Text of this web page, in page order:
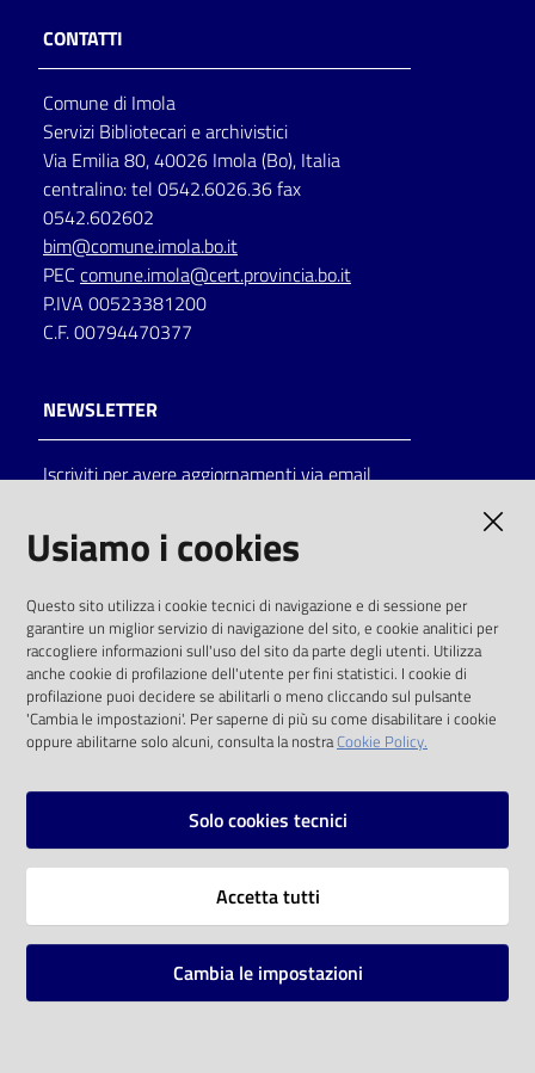
CONTATTI
Comune di Imola
Servizi Bibliotecari e archivistici
Via Emilia 80, 40026 Imola (Bo), Italia
centralino: tel 0542.6026.36 fax
0542.602602
bim@comune.imola.bo.it
PEC comune.imola@cert.provincia.bo.it
P.IVA 00523381200
C.F. 00794470377
NEWSLETTER
Iscriviti per avere aggiornamenti via email
solo alle condizioni previste dalla direttiva
comunitaria 2003/98/CE e dal d.lgs. 36/2006
SOCIAL
Instagram
Vai alla pagina
Mappa del sito
Usiamo i cookies
Questo sito utilizza i cookie tecnici di navigazione e di sessione per
garantire un miglior servizio di navigazione del sito, e cookie analitici per
raccogliere informazioni sull'uso del sito da parte degli utenti. Utilizza
anche cookie di profilazione dell'utente per fini statistici. I cookie di
profilazione puoi decidere se abilitarli o meno cliccando sul pulsante
'Cambia le impostazioni'. Per saperne di più su come disabilitare i cookie
oppure abilitarne solo alcuni, consulta la nostraCookie Policy.
Solo cookies tecnici
Accetta tutti
Cambia le impostazioni